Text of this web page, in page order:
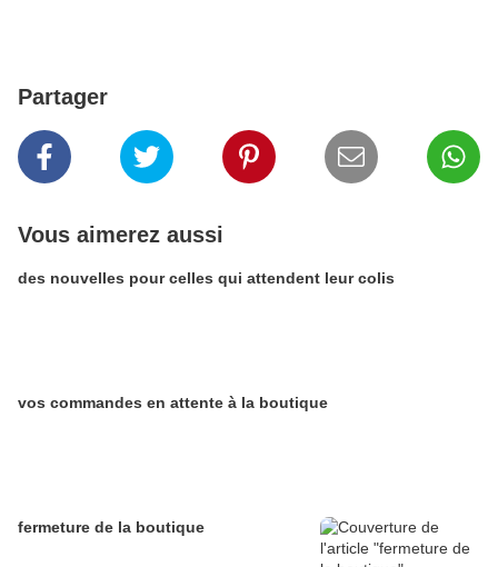
Partager
Vous aimerez aussi
des nouvelles pour celles qui attendent leur colis
vos commandes en attente à la boutique
fermeture de la boutique